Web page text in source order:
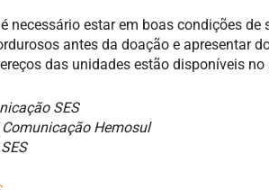
necessário estar em boas condições
antes da doação e apresentar
das unidades estão disponíveis no
SES
Hemosul